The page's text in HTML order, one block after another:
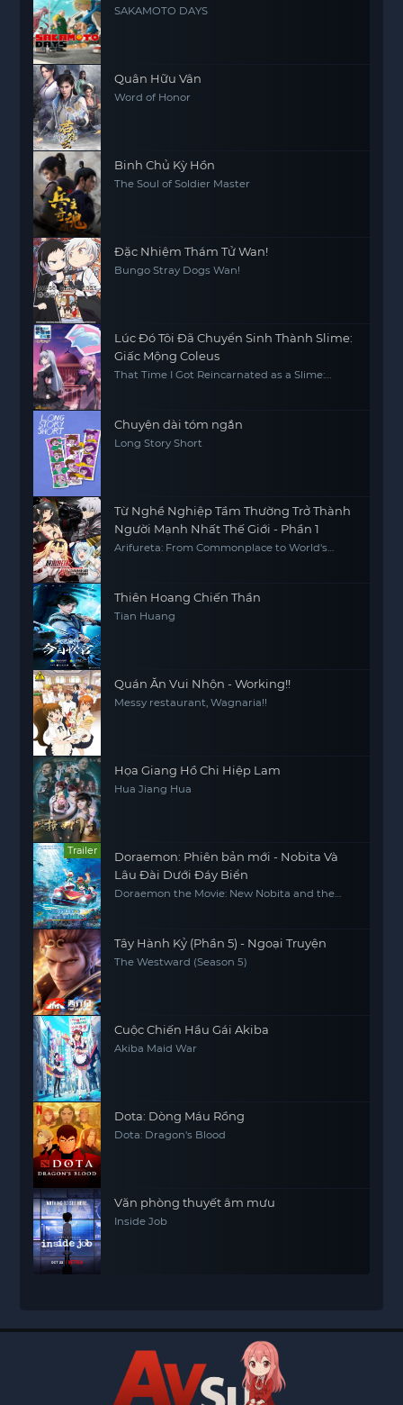
SAKAMOTO DAYS
Quân Hữu Vân
Word of Honor
Binh Chủ Kỳ Hồn
The Soul of Soldier Master
Đặc Nhiệm Thám Tử Wan!
Bungo Stray Dogs Wan!
Lúc Đó Tôi Đã Chuyển Sinh Thành Slime:
Giấc Mộng Coleus
That Time I Got Reincarnated as a Slime:
Chuyện dài tóm ngắn
Long Story Short
Từ Nghề Nghiệp Tầm Thường Trở Thành
Người Mạnh Nhất Thế Giới - Phần 1
Arifureta: From Commonplace to World's
Thiên Hoang Chiến Thần
Tian Huang
Quán Ăn Vui Nhộn - Working!!
Messy restaurant, Wagnaria!!
Họa Giang Hồ Chi Hiệp Lam
Hua Jiang Hua
Trailer
Doraemon: Phiên bản mới - Nobita Và
Lâu Đài Dưới Đáy Biển
Doraemon the Movie: New Nobita and the
Tây Hành Kỷ (Phần 5) - Ngoại Truyện
The Westward (Season 5)
Cuộc Chiến Hầu Gái Akiba
Akiba Maid War
Dota: Dòng Máu Rồng
Dota: Dragon's Blood
Văn phòng thuyết âm mưu
Inside Job